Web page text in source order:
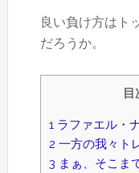
良い負け方はト
だろうか。
目
1ラファエル・
2一方の我々ト
3 まぁ、そこま